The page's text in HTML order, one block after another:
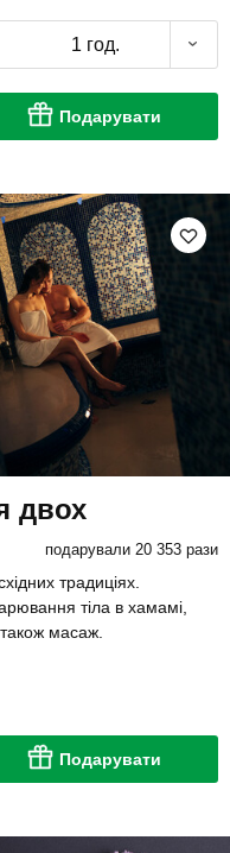
1 год.
Подарувати
двох
подарували 20 353 рази
традиціях.
тіла в хамамі,
масаж.
Подарувати